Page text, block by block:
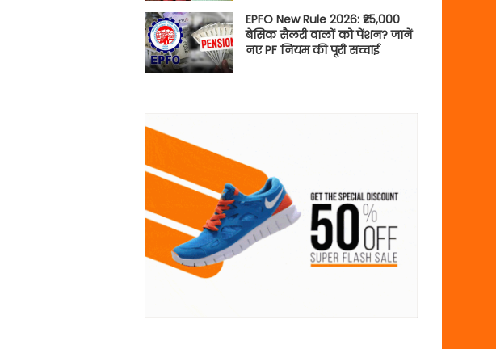
EPFO New Rule 2026: ₹25,000
बेसिक सैलरी वालों को पेंशन? जानें
नए PF नियम की पूरी सच्चाई